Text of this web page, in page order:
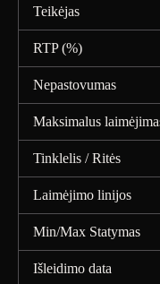
Teikėjas
RTP (%)
Nepastovumas
Maksimalus
Tinklelis / Ritės
Laimėjimo linijos
Min/Max Statymas
Išleidimo data